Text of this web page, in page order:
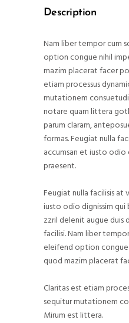
Description
Nam liber tempor cum
option congue nihil
mazim placerat facer
etiam processus
mutationem
notare quam littera
parum claram,
formas. Feugiat nulla
accumsan et iusto odio
praesent.
Feugiat nulla facilisis at
iusto odio dignissim
zzril delenit augue
facilisi. Nam liber
eleifend option
quod mazim placerat
Claritas est etiam
sequitur mutationem
Mirum est littera.